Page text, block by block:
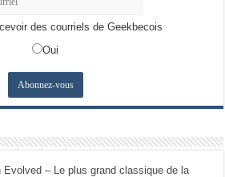
des courriels de Geekbecois
Oui
Evolved – Le plus grand classique de la